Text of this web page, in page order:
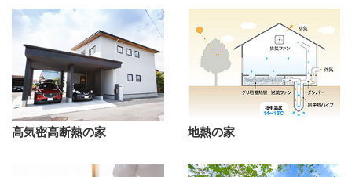
高気密高断熱の家 地熱の家